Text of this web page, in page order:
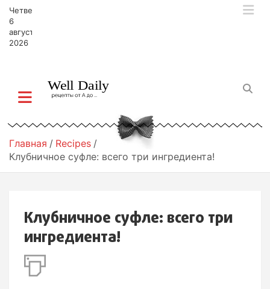
Четверг,
6
августа,
2026
Главная
Recipes
Клубничное суфле: всего три ингредиента!
Клубничное суфле: всего три
ингредиента!